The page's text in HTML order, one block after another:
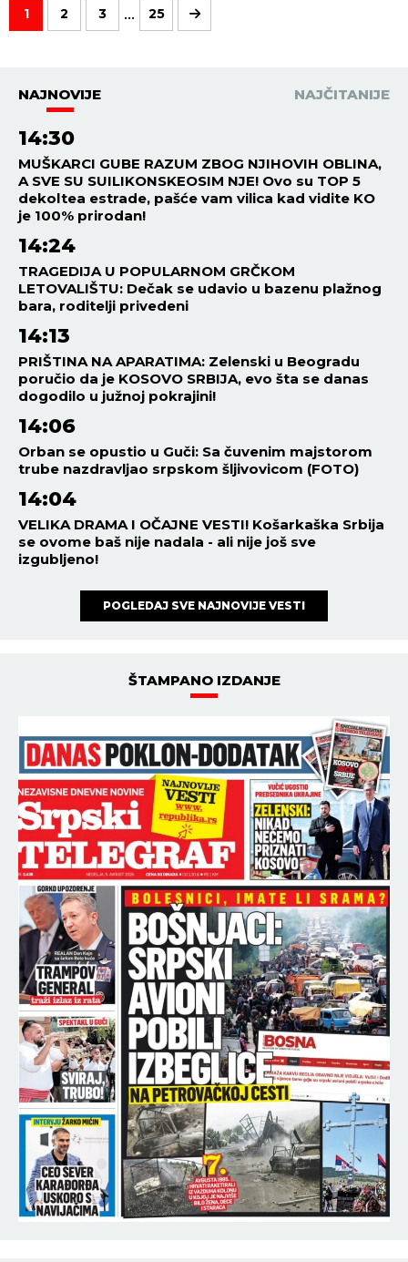
1 2 3 ... 25
NAJNOVIJE NAJČITANIJE
14:30
MUŠKARCI GUBE RAZUM ZBOG NJIHOVIH OBLINA,
A SVE SU SUILIKONSKEOSIM NJE! Ovo su TOP 5
dekoltea estrade, pašće vam vilica kad vidite KO
je 100% prirodan!
14:24
TRAGEDIJA U POPULARNOM GRČKOM
LETOVALIŠTU: Dečak se udavio u bazenu plažnog
bara, roditelji privedeni
14:13
PRIŠTINA NA APARATIMA: Zelenski u Beogradu
poručio da je KOSOVO SRBIJA, evo šta se danas
dogodilo u južnoj pokrajini!
14:06
Orban se opustio u Guči: Sa čuvenim majstorom
trube nazdravljao srpskom šljivovicom (FOTO)
14:04
VELIKA DRAMA I OČAJNE VESTI! Košarkaška Srbija
se ovome baš nije nadala - ali nije još sve
izgubljeno!
POGLEDAJ SVE NAJNOVIJE VESTI
ŠTAMPANO IZDANJE